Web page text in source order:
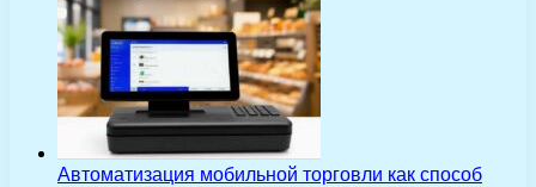
Автоматизация мобильной торговли как способ